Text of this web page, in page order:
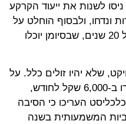
לשנות את ייעוד הקרקע
מגורים בן 76 יחידות ונדחו, ולבסוף הוחלט על
פרויקט דיור להשכרה לתקופה של 20 שנים, שבסיומן יוכלו
שלא יהיו זולים כלל. על
פי הפרסום, דירות 3 חדרים יושכרו ב-6,000 שקל לחודש,
ב-7,000 שקל. בכלכליסט העריכו כי הסיבה
המשמעותית בשנה